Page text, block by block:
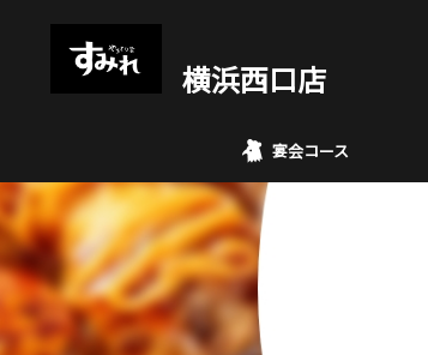
横浜西口店
宴会コース